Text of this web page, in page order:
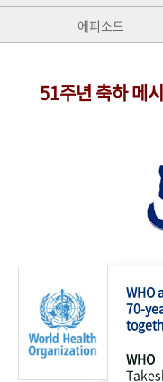
에피소드
51주년 축하 메
WHO
70-
WHO